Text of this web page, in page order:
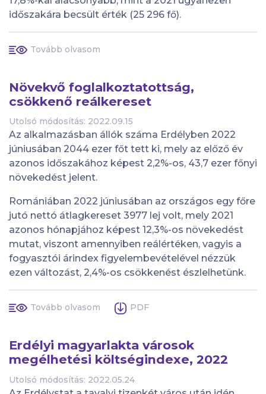
időszakára becsült érték (25 296 fő).
Tovább olvasom
Növekvő foglalkoztatottság,
csökkenő reálkereset
Utolsó módosítás: 2022.09.15
Az alkalmazásban állók száma Erdélyben 2022
júniusában 2044 ezer főt tett ki, mely az előző év
azonos időszakához képest 2,2%-os, 43,7 ezer főnyi
növekedést jelent.
Romániában 2022 júniusában az országos egy főre
jutó nettó átlagkereset 3977 lej volt, mely 2021
azonos hónapjához képest 12,3%-os növekedést
mutat, viszont amennyiben reálértéken, vagyis a
fogyasztói árindex figyelembevételével nézzük
ezen változást, 2,4%-os csökkenést észlelhetünk.
Tovább olvasom PDF
Erdélyi magyarlakta városok
megélhetési költségindexe, 2022
Utolsó módosítás: 2022.05.24